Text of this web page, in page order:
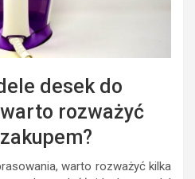
desek do
rozważyć
warto rozważyć kilka